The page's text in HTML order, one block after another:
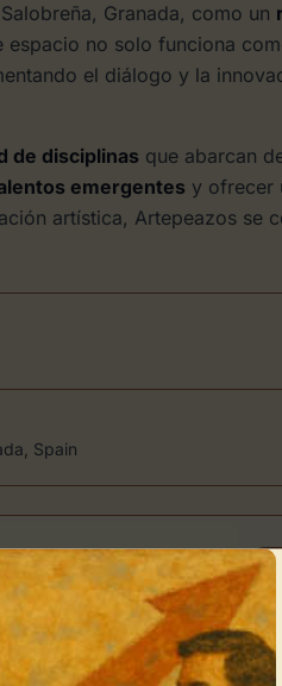
Granada, como un
espacio no solo funciona
el diálogo y la
de disciplinas que abarcan
emergentes y ofrecer
artística, Artepeazos se
Spain